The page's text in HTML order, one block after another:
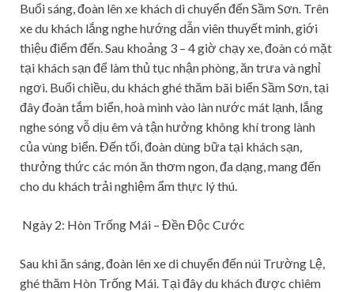
Buổi sáng, đoàn lên xe khách di chuyển đến Sầm Sơn. Trên
xe du khách lắng nghe hướng dẫn viên thuyết minh, giới
thiệu điểm đến. Sau khoảng 3 – 4 giờ chạy xe, đoàn có mặt
tại khách sạn để làm thủ tục nhận phòng, ăn trưa và nghỉ
ngơi. Buổi chiều, du khách ghé thăm bãi biển Sầm Sơn, tại
đây đoàn tắm biển, hoà mình vào làn nước mát lạnh, lắng
nghe sóng vỗ dịu êm và tận hưởng không khí trong lành
của vùng biển. Đến tối, đoàn dùng bữa tại khách sạn,
thưởng thức các món ăn thơm ngon, đa dạng, mang đến
cho du khách trải nghiệm ẩm thực lý thú.
Ngày 2: Hòn Trống Mái – Đền Độc Cước
Sau khi ăn sáng, đoàn lên xe di chuyển đến núi Trường Lệ,
ghé thăm Hòn Trống Mái. Tại đây du khách được chiêm